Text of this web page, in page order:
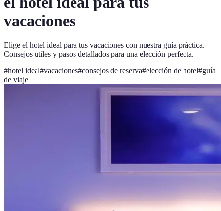
vacaciones
Elige el hotel ideal para tus vacaciones con nuestra guía práctica.
Consejos útiles y pasos detallados para una elección perfecta.
#hotel ideal#vacaciones#consejos de reserva#elección de hotel#guía
de viaje